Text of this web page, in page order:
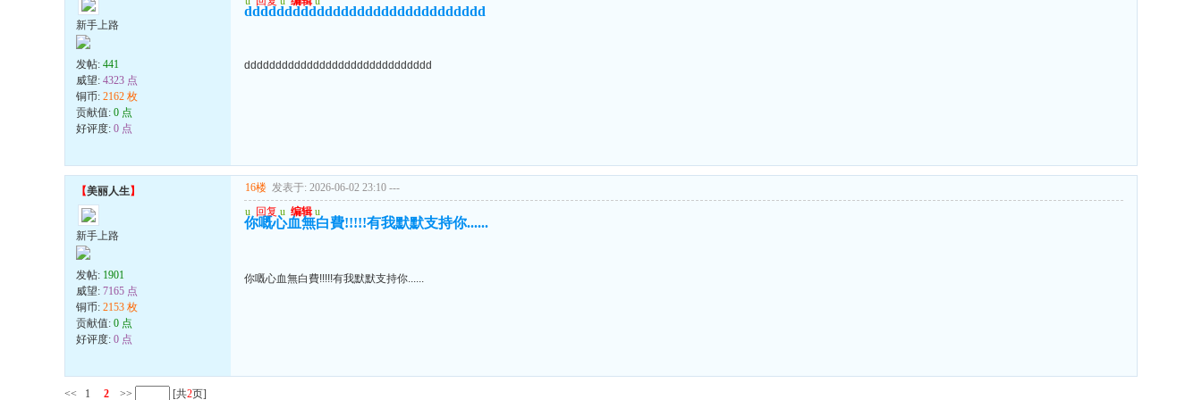
新手上路
发帖: 441
威望: 4323 点
铜币: 2162 枚
贡献值: 0 点
好评度: 0 点
dddddddddddddddddddddddddddddd
dddddddddddddddddddddddddddddd
【美丽人生】
新手上路
发帖: 1901
威望: 7165 点
铜币: 2153 枚
贡献值: 0 点
好评度: 0 点
16楼 发表于: 2026-06-02 23:10 ---
u 回复 u 编辑 u
你嘅心血無白費!!!!!有我默默支持你......
你嘅心血無白費!!!!!有我默默支持你......
<< 1 2 >> [共2页]